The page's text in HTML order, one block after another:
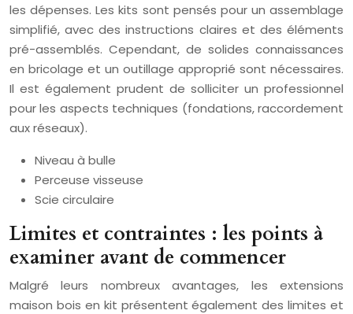
les dépenses. Les kits sont pensés pour un assemblage
simplifié, avec des instructions claires et des éléments
pré-assemblés. Cependant, de solides connaissances
en bricolage et un outillage approprié sont nécessaires.
Il est également prudent de solliciter un professionnel
pour les aspects techniques (fondations, raccordement
aux réseaux).
Niveau à bulle
Perceuse visseuse
Scie circulaire
Limites et contraintes : les points à
examiner avant de commencer
Malgré leurs nombreux avantages, les extensions
maison bois en kit présentent également des limites et